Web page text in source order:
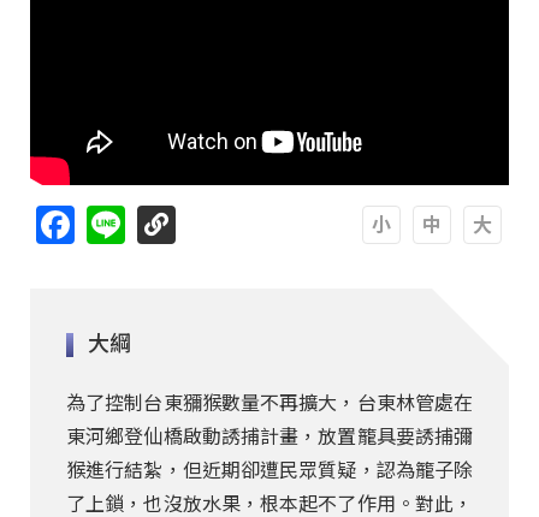
Facebook
Line
大綱
為了控制台東獼猴數量不再擴大，台東林管處在
東河鄉登仙橋啟動誘捕計畫，放置籠具要誘捕彌
猴進行結紮，但近期卻遭民眾質疑，認為籠子除
了上鎖，也沒放水果，根本起不了作用。對此，